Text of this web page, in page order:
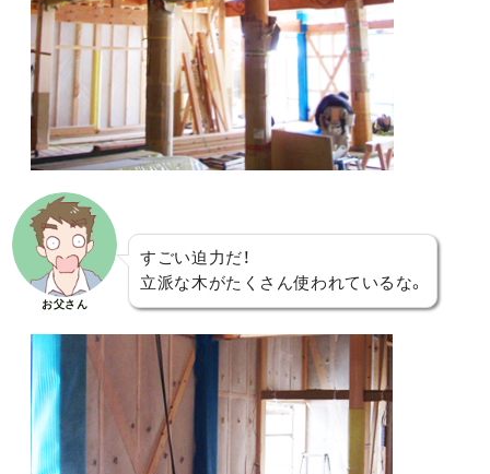
お父さん
すごい迫力だ！
立派な木がたくさん使われているな。